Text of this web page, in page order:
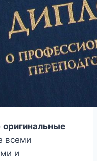
оригинальные
всеми
и